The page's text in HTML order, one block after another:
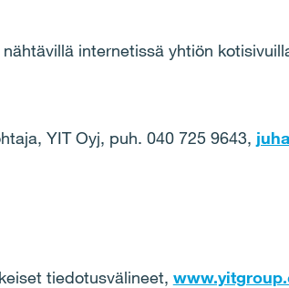
internetissä yhtiön
YIT Oyj, puh. 040 725 9643,
tiedotusvälineet,